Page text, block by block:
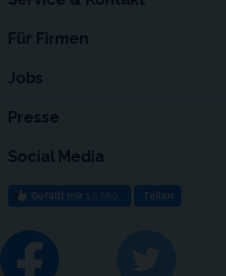
Für Firmen
Jobs
Presse
Social Media